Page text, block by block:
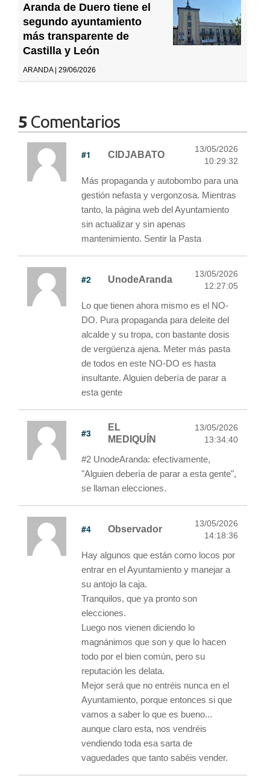
Aranda de Duero tiene el
segundo ayuntamiento
más transparente de
Castilla y León
ARANDA | 29/06/2026
5 Comentarios
#1 CIDJABATO
13/05/2026
10:29:32
Más propaganda y autobombo para una
gestión nefasta y vergonzosa. Mientras
tanto, la página web del Ayuntamiento
sin actualizar y sin apenas
mantenimiento. Sentir la Pasta
#2 UnodeAranda
13/05/2026
12:27:05
Lo que tienen ahora mismo es el NO-
DO. Pura propaganda para deleite del
alcalde y su tropa, con bastante dosis
de vergüenza ajena. Meter más pasta
de todos en este NO-DO es hasta
insultante. Alguien debería de parar a
esta gente
#3
EL
MEDIQUÍN
13/05/2026
13:34:40
#2 UnodeAranda: efectivamente,
"Alguien debería de parar a esta gente",
se llaman elecciones.
#4 Observador
13/05/2026
14:18:36
Hay algunos que están como locos por
entrar en el Ayuntamiento y manejar a
su antojo la caja.
Tranquilos, que ya pronto son
elecciones.
Luego nos vienen diciendo lo
magnánimos que son y que lo hacen
todo por el bien común, pero su
reputación les delata.
Mejor será que no entréis nunca en el
Ayuntamiento, porque entonces si que
vamos a saber lo que es bueno...
aunque claro esta, nos vendréis
vendiendo toda esa sarta de
vaguedades que tanto sabéis vender.